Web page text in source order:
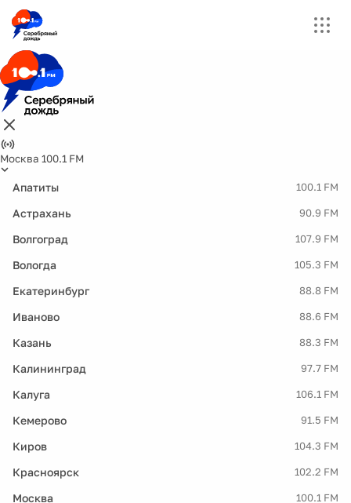
Москва 100.1 FM
Апатиты 100.1 FM
Астрахань 90.9 FM
Волгоград 107.9 FM
Вологда 105.3 FM
Екатеринбург 88.8 FM
Иваново 88.6 FM
Казань 88.3 FM
Калининград 97.7 FM
Калуга 106.1 FM
Кемерово 91.5 FM
Киров 104.3 FM
Красноярск 102.2 FM
Москва 100.1 FM